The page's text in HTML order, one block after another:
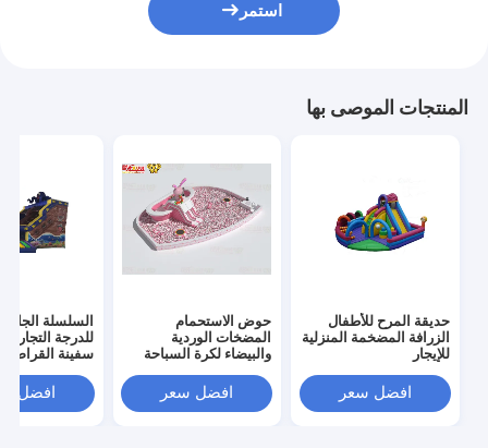
استمر
المنتجات الموصى بها
حديقة المرح للأطفال
الزرافة المضخمة المنزلية
للإيجار
افضل سعر
حوض الاستحمام
المضخات الوردية
والبيضاء لكرة السباحة
افضل سعر
السلسلة
للدرجة
سفينة القراصنة
افضل